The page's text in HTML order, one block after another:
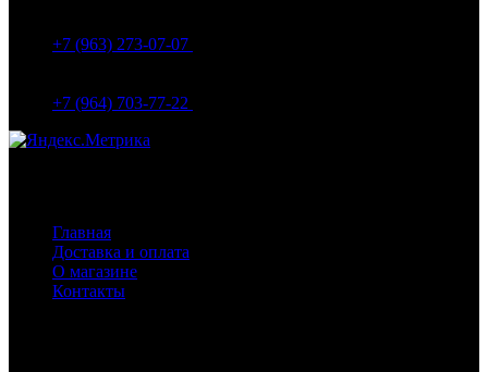
+7 (963) 273-07-07
+7 (964) 703-77-22
Главная
Доставка и оплата
О магазине
Контакты